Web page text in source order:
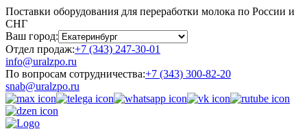
Поставки оборудования для переработки молока по России и
СНГ
Ваш город:
Отдел продаж:+7 (343) 247-30-01
info@uralzpo.ru
По вопросам сотрудничества:+7 (343) 300-82-20
snab@uralzpo.ru